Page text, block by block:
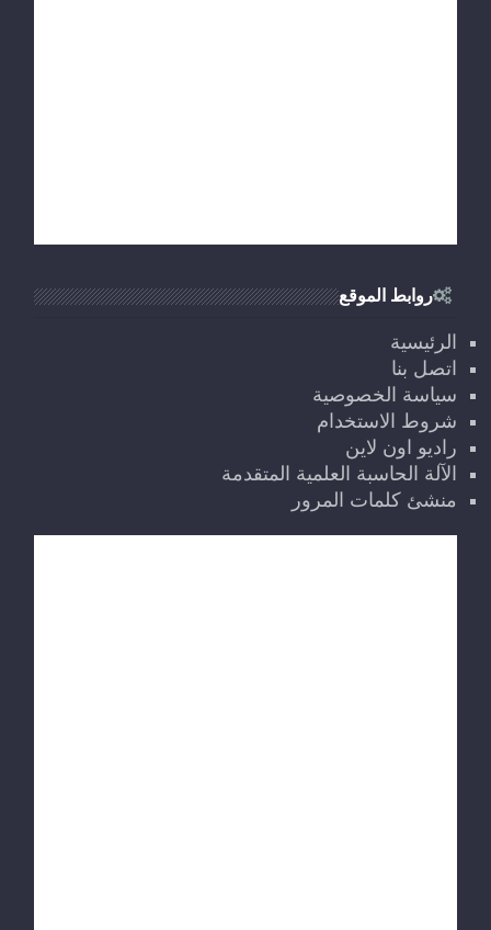
روابط الموقع
الرئيسية
اتصل بنا
سياسة الخصوصية
شروط الاستخدام
راديو اون لاين
الآلة الحاسبة العلمية المتقدمة
منشئ كلمات المرور